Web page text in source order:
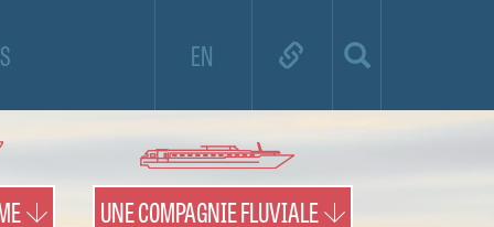
EN
de croisière et utilisez la carte pour
territoires et les pontons.
UNE COMPAGNIE FLUVIALE